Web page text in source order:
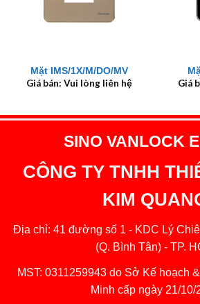
Mặt IMS/1X/M/DO/MV
Giá bán: Vui lòng liên hệ Giá
SINO VANLOCK
CÔNG TY TNHH
KIM
Địa chỉ: 41 đường số 1 - KDC Lý
(Q. Bình Tân) - TP.
MST: 0311259943 do Sở Kế hoạch
Minh cấp ngày 21/10/